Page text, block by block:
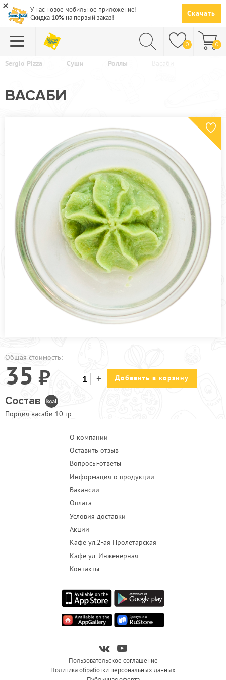
У нас новое мобильное приложение!
Скидка 10% на первый заказ! Скачать
0 0
ПАСТА
ГОРЯЧЕЕ
СУПЫ
НАПИТКИ
ДЕСЕРТЫ
ПРОЧЕЕ
КАФЕ УЛ.2-АЯ ПРОЛЕТАРСКАЯ
КАФЕ УЛ. ИНЖЕНЕРНАЯ
Sergio Pizza Суши Роллы
ВАСАБИ
Общая стоимость:
35 - + Добавить в корзину
Состав
Порция васаби 10 гр
О компании
Оставить отзыв
Вопросы-ответы
Информация о продукции
Вакансии
Оплата
Условия доставки
Акции
Кафе ул.2-ая Пролетарская
Кафе ул. Инженерная
Контакты
Пользовательское соглашение
Политика обработки персональных данных